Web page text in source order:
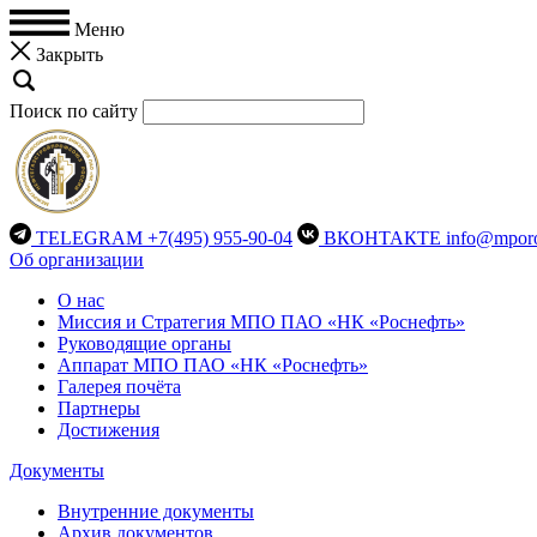
Меню
Закрыть
Поиск по сайту
TELEGRAM +7(495) 955-90-04 ВКОНТАКТЕ
Об организации
О нас
Миссия и Стратегия МПО ПАО «НК «Роснефть»
Руководящие органы
Аппарат МПО ПАО «НК «Роснефть»
Галерея почёта
Партнеры
Достижения
Документы
Внутренние документы
Архив документов